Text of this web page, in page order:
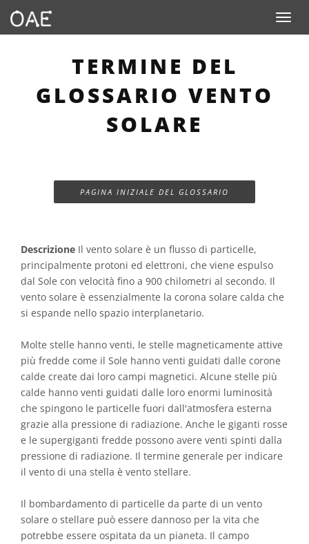
Toggle
TERMINE DEL
GLOSSARIO VENTO
SOLARE
PAGINA INIZIALE DEL GLOSSARIO
Descrizione Il vento solare è un flusso di particelle,
principalmente protoni ed elettroni, che viene espulso
dal Sole con velocità fino a 900 chilometri al secondo. Il
vento solare è essenzialmente la corona solare calda che
si espande nello spazio interplanetario.
Molte stelle hanno venti, le stelle magneticamente attive
più fredde come il Sole hanno venti guidati dalle corone
calde create dai loro campi magnetici. Alcune stelle più
calde hanno venti guidati dalle loro enormi luminosità
che spingono le particelle fuori dall'atmosfera esterna
grazie alla pressione di radiazione. Anche le giganti rosse
e le supergiganti fredde possono avere venti spinti dalla
pressione di radiazione. Il termine generale per indicare
il vento di una stella è vento stellare.
Il bombardamento di particelle da parte di un vento
solare o stellare può essere dannoso per la vita che
potrebbe essere ospitata da un pianeta. Il campo